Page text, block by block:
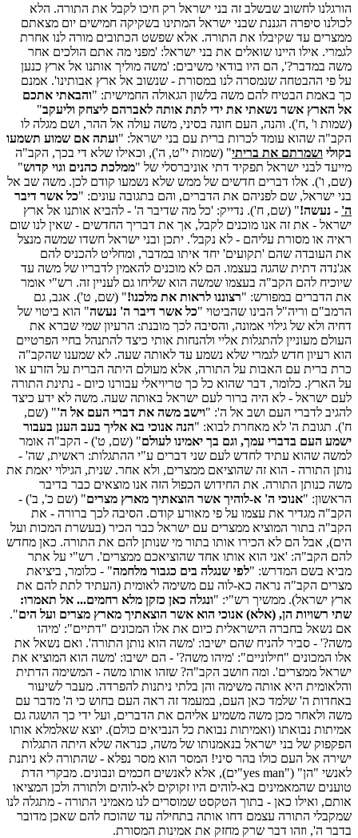
הורגלנו לחשוב שבשלב זה בני ישראל רק חיכו לקבל את התורה. הלא
לכולנו סיפרה הגננת שבני ישראל המתינו בשקיקה חמישים יום מצאתם
ממצרים עד שקיבלו את התורה. אלא שפשט הכתובים מורה לנו אחרת
לגמרי. אילו היינו שואלים את בני ישראל: 'מפני מה אתם הולכים אחר
משה במדבר?', הם היו בודאי משיבים: 'משה מוליך אותנו אל ארץ כנען
על פי ההבטחה שנמסרה לנו במסורת - שנשוב אל ארץ אבותינו'. אמנם
כך באמת הבטיח להם משה בלשון הגאולה החמישית: "והבאתי אתכם
אל הארץ אשר נשאתי את ידי לתת אותה לאברהם ליצחק וליעקב"
(שמות ו' ,ח'). והנה, העם חונה בסיני, משה עולה אל ההר, ושם מגלה לו
הקב"ה שהוא עומד לכרות ברית עם בני ישראל: "ועתה אם שמוע תשמעו
בקולי ושמרתם את בריתי" (שמות י"ט, ה'), וכאילו שלא די בכך, הקב"ה
מייעד לבני ישראל תפקיד דתי אוניברסלי של "ממלכת כהנים וגוי קדוש"
(שם, ו'). אלו דברים חדשים של ממש שלא נשמעו קודם לכן. משה שב אל
בני ישראל, שם לפניהם את הדברים, והם בתגובה עונים: "כל אשר דיבר
ה' - נעשה!" (שם, ח'). נדייק: 'כל מה שדיבר ה' - להביא אותנו אל ארץ
ישראל - את זה אנו מוכנים לקבל, אך את דבריך החדשים - שאין לנו שום
ראיה או מסורת עליהם - לא נקבל'. יתכן ובני ישראל חשדו שמשה מנצל
את העובדה שהם 'תקועים' יחד איתו במדבר, ומחליט להכניס להם
אג'נדה דתית שהגה בעצמו. הם לא מוכנים להאמין לדבריו של משה עד
שיוכיח להם הקב"ה בעצמו שמשה הוא שליחו גם לעניין זה. רש"י אומר
את הדברים במפורש: "רצוננו לראות את מלכנו!" (שם, ט'). אגב, גם
הרמב"ם וריה"ל הבינו שהביטוי "כל אשר דיבר ה' נעשה" הוא ביטוי של
דחיה ולא של גילוי אמונה, והסיבה לכך מובנת: הרעיון שמי שברא את
העולם מעוניין להתגלות אליי ולהנחות אותי כיצד להתנהל בחיי הפרטיים
הוא רעיון חדש לגמרי שלא נשמע עד לאותה שעה. לא שמענו שהקב"ה
כרת ברית עם האבות על התורה, אלא מעולם היתה הברית על הזרע או
על הארץ. כלומר, דבר שהוא כל כך טריויאלי עבורנו כיום - נתינת התורה
לעם ישראל - לא היה ברור לעם ישראל באותה שעה. משה לא ידע כיצד
להגיב לדברי העם ושב אל ה': "וישב משה את דברי העם אל ה'" (שם,
ח'). תגובת ה' לא מאחרת לבוא: "הנה אנוכי בא אליך בעב הענן בעבור
ישמע העם בדברי עמך, וגם בך יאמינו לעולם" (שם, ט') - הקב"ה אומר
למשה שהוא עתיד לחדש לעם שני דברים ע"י ההתגלות: ראשית, שה' -
נותן התורה - הוא זה שהוציאם ממצרים, ולא אחר. שנית, הגילוי יאמת את
משה כנותן התורה. את החידוש הכפול הזה אנו מוצאים כבר בדיבר
הראשון: "אנוכי ה' א-לוהיך אשר הוצאתיך מארץ מצרים" (שם כ', ב') -
הקב"ה מגדיר את עצמו על פי מאורע קודם. הסיבה לכך ברורה - את
הקב"ה בתור המוציא ממצרים עם ישראל כבר הכיר (בעשרת המכות ועל
הים), אבל הם לא הכירו אותו בתור מי שנותן להם את התורה. כאן מחדש
להם הקב"ה: 'אני הוא אותו אחד שהוציאכם ממצרים'. רש"י על אתר
מביא בשם המדרש: "לפי שנגלה בים כגבור מלחמה" - כלומר, ביציאת
מצרים הקב"ה נראה כא-לוה עם משימה לאומית (העתיד לתת להם את
ארץ ישראל). ממשיך רש"י: "ונגלה כאן כזקן מלא רחמים... אל תאמרו:
שתי רשויות הן, (אלא) אנוכי הוא אשר הוצאתיך מארץ מצרים ועל הים".
אם נשאל בחברה הישראלית כיום את אלו המכונים "דתיים": 'מיהו
משה?' - סביר להניח שהם ישיבו: 'משה הוא נותן התורה'. ואם נשאל את
אלו המכונים "חילוניים": 'מיהו משה?' - הם ישיבו: 'משה הוא המוציא את
ישראל ממצרים'. ומה חושב הקב"ה? שזהו אותו משה - המשימה הדתית
והלאומית היא אותה משימה והן בלתי ניתנות להפרדה. מעבר לשיעור
באחדות ה' שלמד כאן העם, במעמד זה ראה העם בחוש כי ה' מדבר עם
משה ולאחר מכן משה משמיע אליהם את הדברים, ועל ידי כך הושגה גם
אמיתות נבואתו (ואמיתות נבואת כל הנביאים כולם). יוצא שאלמלא אותו
הפקפוק של בני ישראל בנאמנותו של משה, כנראה שלא היתה התגלות
ישירה אל העם כולו בהר סיני! המסר הוא מסר נפלא - שהתורה לא ניתנת
לאנשי "הן" ("yes man"ים), אלא לאנשים חכמים ונבונים. מבקרי הדת
טוענים שהמאמינים בא-לוהים היו זקוקים לא-לוהים ולתורה ולכן המציאו
אותם, ואילו כאן - בתוך הטקסט שמוסרים לנו מאמיני התורה - מתגלה לנו
שמקבלי התורה עצמם דחו אותה בתחילה עד שהוכח להם שאכן מדובר
בדבר ה', וזהו דבר שרק מחזק את אמינות המסורת.